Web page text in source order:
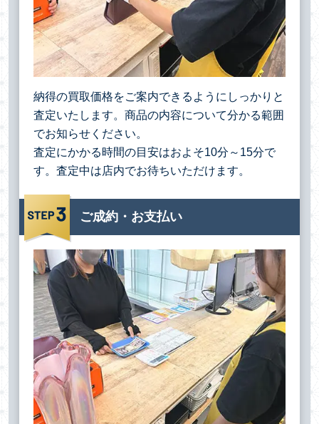
納得の買取価格をご案内できるようにしっかりと
査定いたします。商品の内容について分かる範囲
でお知らせください。
査定にかかる時間の目安はおよそ10分～15分で
す。査定中は店内でお待ちいただけます。
ご成約・お支払い